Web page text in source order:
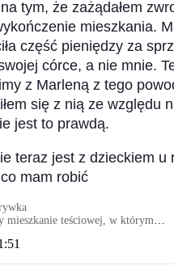
tym, że zażądałem
mieszkania.
część pieniędzy za
córce, a nie mnie.
z Marleną z tego
się z nią ze względu
jest to prawdą.
teraz jest z dzieckiem u
mam robić
mieszkanie teściowej, w którym
w tym mieszkaniu